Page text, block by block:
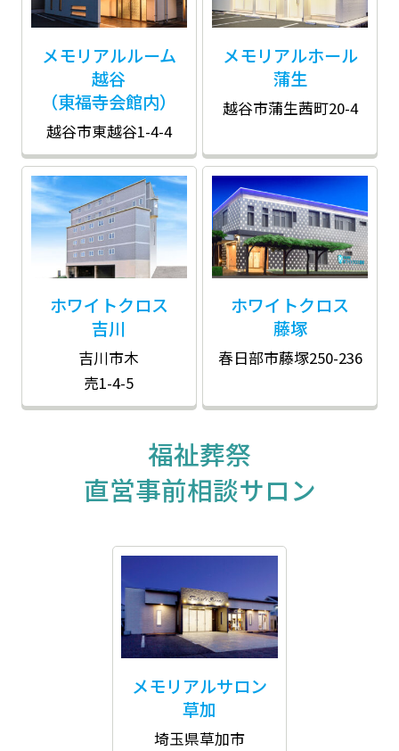
メモリアルルーム
越谷
（東福寺会館内）
越谷市東越谷1-4-4
メモリアルホール
蒲生
越谷市蒲生茜町20-4
ホワイトクロス
吉川
吉川市木
売1-4-5
ホワイトクロス
藤塚
春日部市藤塚250-236
福祉葬祭
直営事前相談サロン
メモリアルサロン
草加
埼玉県草加市